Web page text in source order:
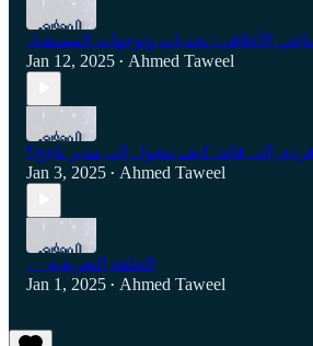
الأخلاقي: تحديات وتوجهات المستقبل
Jan 12, 2025 • Ahmed Taweel
إلى قائد: كيف تتحول إلى مدير ناجح؟
Jan 3, 2025 • Ahmed Taweel
الحلقة التعريفية ٠٠
Jan 1, 2025 • Ahmed Taweel